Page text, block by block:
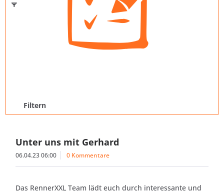
Filtern
Unter uns mit Gerhard
06.04.23 06:00 0 Kommentare
Das RennerXXL Team lädt euch durch interessante und